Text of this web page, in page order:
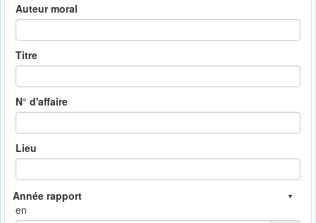
Auteur moral
Titre
N° d'affaire
Lieu
en